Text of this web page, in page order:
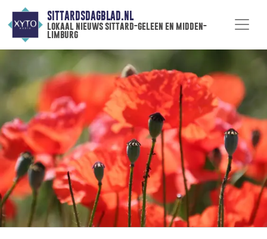
SITTARDSDAGBLAD.NL
lokaal nieuws sittard-geleen en midden-
limburg